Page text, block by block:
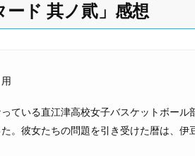
ード 其ノ貮」感想
ている直江津高校女子バスケットボー
。彼女たちの問題を引き受けた暦は、伊